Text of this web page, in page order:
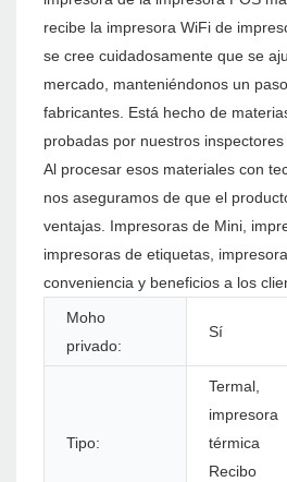
recibe la impresora WiFi de
se cree cuidadosamente que se
mercado, manteniéndonos un
fabricantes. Está hecho de
probadas por nuestros inspectores
Al procesar esos materiales con
nos aseguramos de que el
ventajas. Impresoras de Mini,
impresoras de etiquetas,
conveniencia y beneficios a los
Moho
privado:
Sí
Tipo:
Termal,
impresora
térmica
Recibo